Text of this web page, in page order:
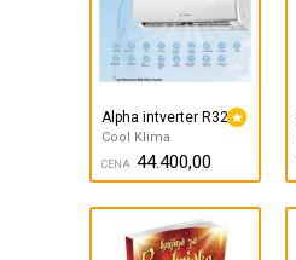
Alpha intverter R32
Cool Klima
CENA 44.400,00